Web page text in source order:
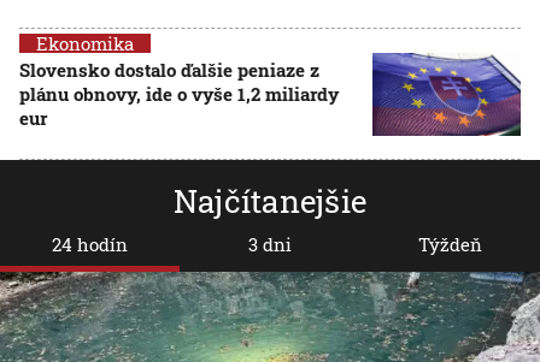
Ekonomika
Slovensko dostalo ďalšie peniaze z
plánu obnovy, ide o vyše 1,2 miliardy
eur
Najčítanejšie
24 hodín 3 dni Týždeň